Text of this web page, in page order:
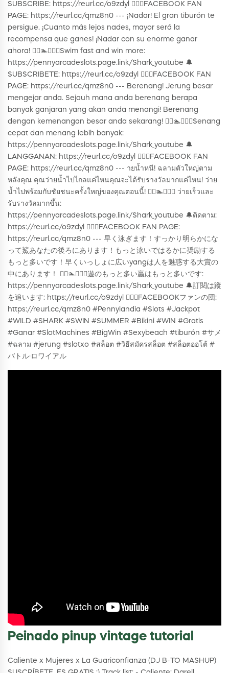
SUBSCRIBE: https://reurl.cc/o9zdyl 🙋🏻‍♀️FACEBOOK FAN
PAGE: https://reurl.cc/qmz8n0 --- ¡Nadar! El gran tiburón te
persigue. ¡Cuanto más lejos nades, mayor será la
recompensa que ganes! ¡Nadar con su enorme ganar
ahora! 🏊‍♂️🏊🏊‍♀️🦈Swim fast and win more:
https://pennyarcadeslots.page.link/Shark_youtube 🔔
SUBSCRIBETE: https://reurl.cc/o9zdyl 🙋🏻‍♀️FACEBOOK FAN
PAGE: https://reurl.cc/qmz8n0 --- Berenang! Jerung besar
mengejar anda. Sejauh mana anda berenang berapa
banyak ganjaran yang akan anda menangi! Berenang
dengan kemenangan besar anda sekarang! 🏊‍♂️🏊🏊‍♀️🦈Senang
cepat dan menang lebih banyak:
https://pennyarcadeslots.page.link/Shark_youtube 🔔
LANGGANAN: https://reurl.cc/o9zdyl 🙋🏻‍♀️FACEBOOK FAN
PAGE: https://reurl.cc/qmz8n0 --- ายน้ำหนี! ฉลามตัวใหญ่ตาม
หลังคุณ คุณว่ายน้ำไปไกลแค่ไหนคุณจะได้รับรางวัลมากแค่ไหน! ว่าย
น้ำไปพร้อมกับชัยชนะครั้งใหญ่ของคุณตอนนี้! 🏊‍♂️🏊🏊‍♀️🦈 ว่ายเร็วและ
รับรางวัลมากขึ้น:
https://pennyarcadeslots.page.link/Shark_youtube 🔔ติดตาม:
https://reurl.cc/o9zdyl 🙋🏻‍♀️FACEBOOK FAN PAGE:
https://reurl.cc/qmz8n0 --- 早く泳ぎます！すっかり明らかにな
って鯊あなたの後ろにあります！もっと泳いではるかに奨励する
もっと多いです！早くいっしょに広いyangは人を魅惑する大賞の
中にあります！ 🏊‍♂️🏊🏊‍♀️🦈遊のもっと多い贏はもっと多いです:
https://pennyarcadeslots.page.link/Shark_youtube 🔔訂閱は蹤
を追います: https://reurl.cc/o9zdyl 🙋🏻‍♀️FACEBOOKファンの団:
https://reurl.cc/qmz8n0 #Pennylandia #Slots #Jackpot
#WILD #SHARK #SWIN #SUMMER #Bikini #WIN #Gratis
#Ganar #SlotMachines #BigWin #Sexybeach #tiburón #サメ
#ฉลาม #jerung #slotxo #สล็อต #วิธีสมัครสล็อต #สล็อตออโต้ #
バトル·ロワイアル
Peinado pinup vintage tutorial
Caliente x Mujeres x La Guariconfianza (DJ B-TO MASHUP)